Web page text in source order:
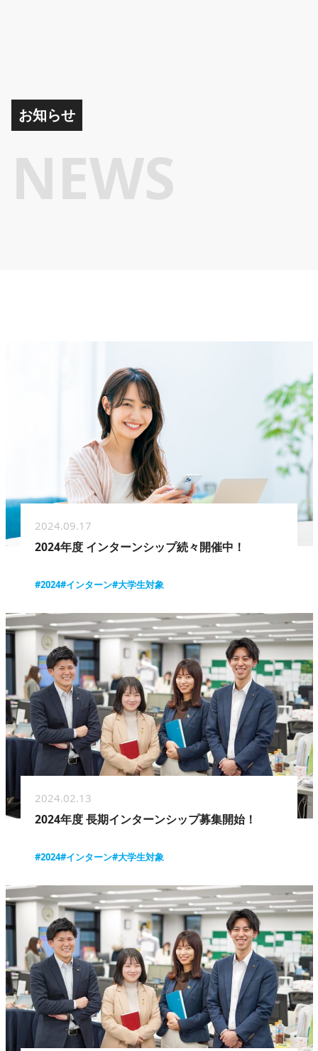
お知らせ
NEWS
2024.09.17
2024年度 インターンシップ続々開催中！
#2024#インターン#大学生対象
2024.02.13
2024年度 長期インターンシップ募集開始！
#2024#インターン#大学生対象